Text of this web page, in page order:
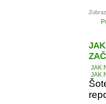
JAK
JAK